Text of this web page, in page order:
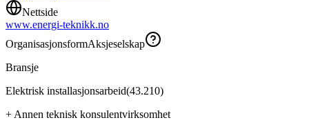
Nettside
www.energi-teknikk.no
OrganisasjonsformAksjeselskap
Bransje
Elektrisk installasjonsarbeid(43.210)
+Annen teknisk konsulentvirksomhet